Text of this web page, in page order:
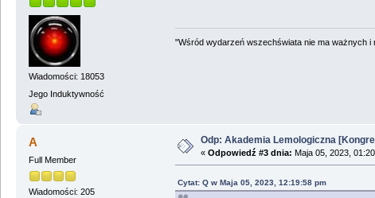
Wiadomości: 18053
Jego Induktywność
"Wśród wydarzeń wszechświata nie ma ważnych i
A
Full Member
Wiadomości: 205
Odp: Akademia Lemologiczna
« Odpowiedź #3 dnia: Maja 05, 2023,
Cytat: Q w Maja 05, 2023, 12:19:58 pm